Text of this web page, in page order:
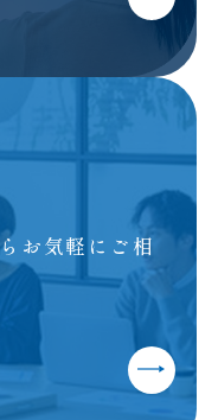
お気軽にご相